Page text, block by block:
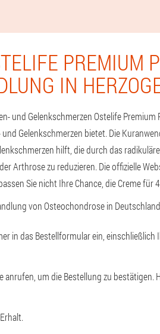
PREMIUM
IN
und Gelenkschmerzen Ostelife Premium
Gelenkschmerzen bietet. Die
hilft, die durch das
Arthrose zu reduzieren. Die offizielle
Sie nicht Ihre Chance, die Creme für
von Osteochondrose in
in das Bestellformular ein,
anrufen, um die Bestellung zu bestätigen.